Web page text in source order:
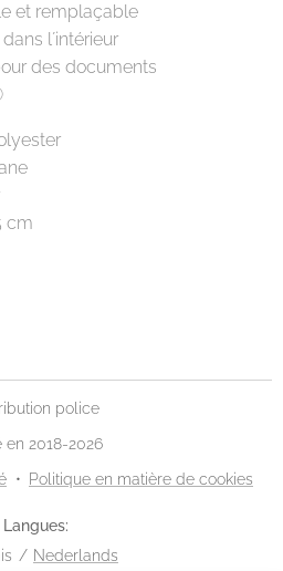
et remplaçable
l´intérieur
des documents
cm
police
en 2018-2026
Politique en matière de cookies
Langues
Nederlands